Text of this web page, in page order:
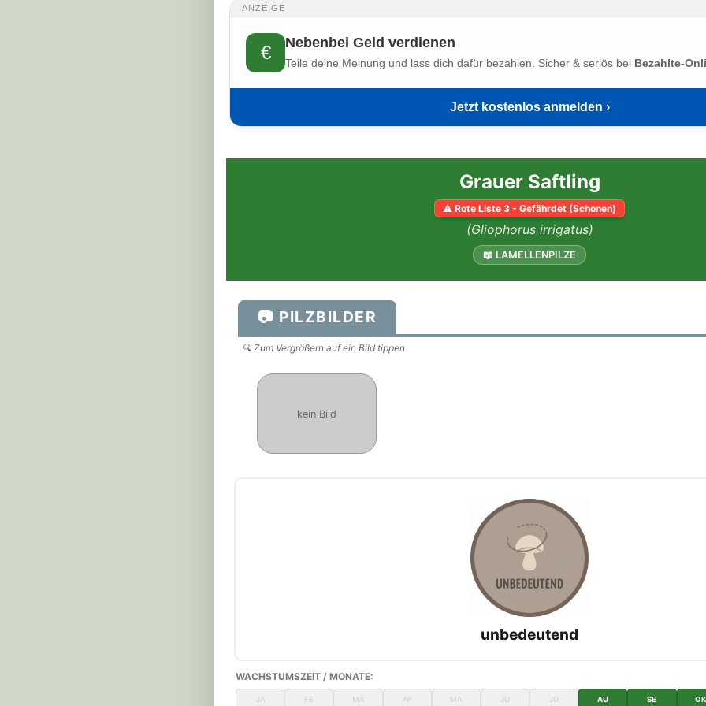
ANZEIGE
€ Nebenbei Geld verdienen
Teile deine Meinung und lass dich dafür bezahlen. Sicher & seriös bei Bezahlte-
Jetzt kostenlos anmelden ›
Grauer Saftling
⚠ Rote Liste 3 - Gefährdet (Schonen)
(Gliophorus irrigatus)
📖 LAMELLENPILZE
📷 PILZBILDER
🔍 Zum Vergrößern auf ein Bild tippen
kein Bild
unbedeutend
WACHSTUMSZEIT / MONATE:
JA FE MÄ AP MA JU JU AU SE OK